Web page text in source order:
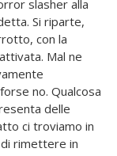
slasher alla
Si riparte,
con la
Mal ne
no. Qualcosa
delle
ci troviamo in
rimettere in